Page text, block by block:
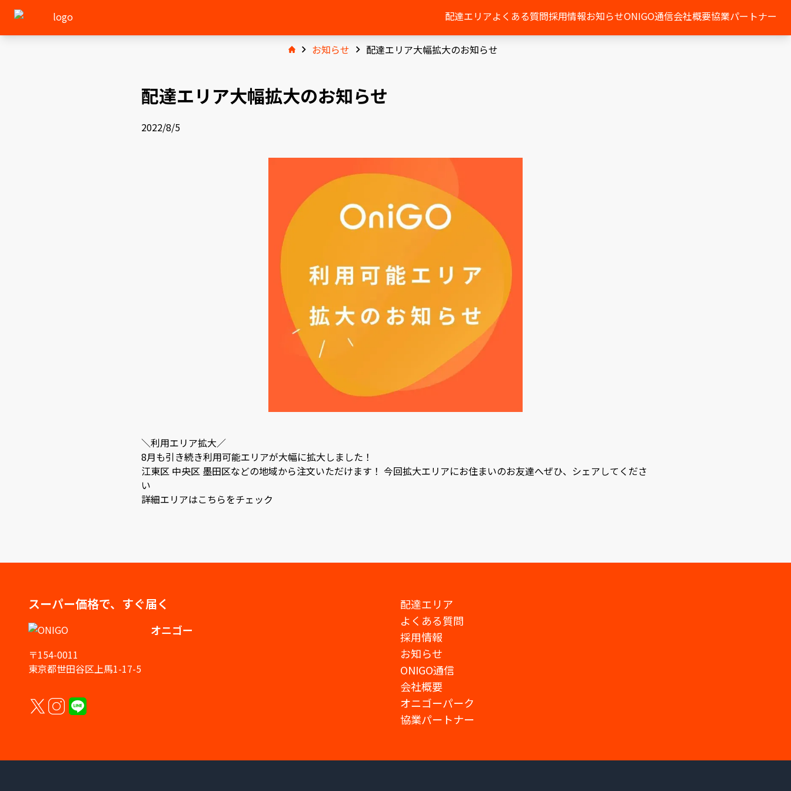
配達エリアよくある質問採用情報お知らせONIGO通信会社概要協業パートナー
お知らせ 配達エリア大幅拡大のお知らせ
配達エリア大幅拡大のお知らせ
2022/8/5
＼利用エリア拡大／
8月も引き続き利用可能エリアが大幅に拡大しました！
江東区 中央区 墨田区などの地域から注文いただけます！ 今回拡大エリアにお住まいのお友達へぜひ、シェアしてくださ
い
詳細エリアはこちらをチェック
スーパー価格で、すぐ届く
オニゴー
〒154-0011
東京都世田谷区上馬1-17-5
配達エリア
よくある質問
採用情報
お知らせ
ONIGO通信
会社概要
オニゴーパーク
協業パートナー